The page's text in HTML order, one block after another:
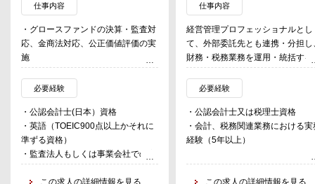
仕事内容
・グロースファンドの決算・監査対
応、金商法対応、公正価値評価の実
施
・投資家向け四半期報告書作成、レ
ポーティング業務、運営委員会資料
作成
・投資先モニタリング・ポートフォ
リオ管理
・キャピタルコール、配当償還など
の資金移動の管理
必要経験
・公認会計士(日本）資格
・英語（TOEIC900点以上かそれに
準ずる資格）
・監査法人もしくは事業会社での実
務経験
この求人の詳細情報を見る
仕事内容
経営管理プロフェッショナルとし
て、外部委託先とも連携・分担し
財務・税務業務を運用・統括する
・GP会社およびPEファンドの資
管理、経費管理、契約管理等を含
管理業務全般、決算書レビュー、
務申告書レビューおよび監査対応
・ファンドストラクチャー内の
必要経験
・公認会計士又は税理士資格
・会計、税務関連業務における実
経験（5年以上）
この求人の詳細情報を見る